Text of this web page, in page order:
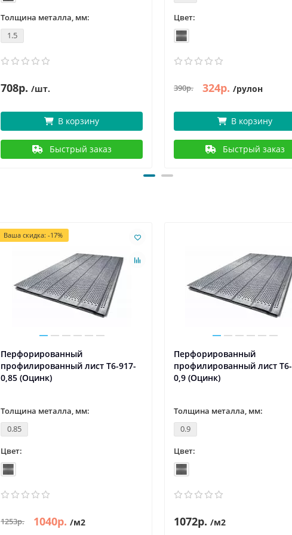
Толщина металла, мм:
1.5
708р. /шт.
В корзину
Быстрый заказ
Цвет:
390р. 324р. /рулон
В корзину
Быстрый заказ
Ваша скидка: -17%
Перфорированный
профилированный лист Т6-917-
0,85 (Оцинк)
Толщина металла, мм:
0.85
Цвет:
1253р. 1040р. /м2
Перфорированный
профилированный лист
0,9 (Оцинк)
Толщина металла, мм:
0.9
Цвет:
1072р. /м2